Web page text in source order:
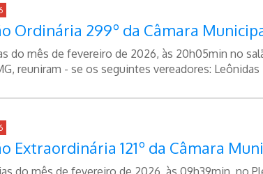
Ordinária 299º da Câmara
do mês de fevereiro de 2026, às 20h05min no
reuniram - se os seguintes vereadores: Leônidas
Extraordinária 121º da Câmara
do mês de fevereiro de 2026, às 09h39min, no